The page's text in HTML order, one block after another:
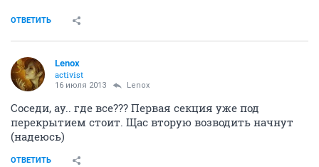
ОТВЕТИТЬ
Lenox
activist
16 июля 2013 Lenox
Соседи, ау.. где все??? Первая секция уже под
перекрытием стоит. Щас вторую возводить начнут
(надеюсь)
ОТВЕТИТЬ